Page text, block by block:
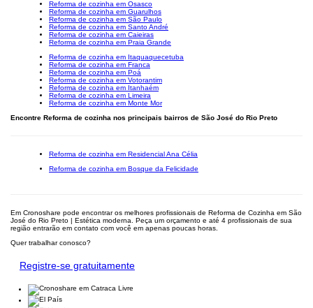
Reforma de cozinha em Osasco
Reforma de cozinha em Guarulhos
Reforma de cozinha em São Paulo
Reforma de cozinha em Santo André
Reforma de cozinha em Caieiras
Reforma de cozinha em Praia Grande
Reforma de cozinha em Itaquaquecetuba
Reforma de cozinha em Franca
Reforma de cozinha em Poá
Reforma de cozinha em Votorantim
Reforma de cozinha em Itanhaém
Reforma de cozinha em Limeira
Reforma de cozinha em Monte Mor
Encontre Reforma de cozinha nos principais bairros de São José do Rio Preto
Reforma de cozinha em Residencial Ana Célia
Reforma de cozinha em Bosque da Felicidade
Em Cronoshare pode encontrar os melhores profissionais de Reforma de Cozinha em São
José do Rio Preto | Estética moderna. Peça um orçamento e até 4 profissionais de sua
região entrarão em contato com você em apenas poucas horas.
Quer trabalhar conosco?
Registre-se gratuitamente